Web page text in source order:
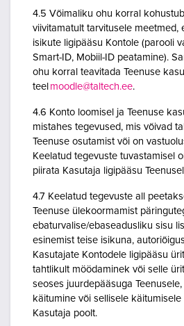
4.5 Võimaliku ohu korral
viivitamatult tarvitusele meetmed,
isikute ligipääsu Kontole (parooli
Smart-ID, Mobiil-ID peatamine).
ohu korral teavitada Teenuse
teel moodle@taltech.ee.
4.6 Konto loomisel ja Teenuse
mistahes tegevused, mis võivad
Teenuse osutamist või on
Keelatud tegevuste tuvastamisel
piirata Kasutaja ligipääsu
4.7 Keelatud tegevuste all
Teenuse ülekoormamist
ebaturvalise/ebaseadusliku sisu
esinemist teise isikuna,
Kasutajate Kontodele ligipääsu
tahtlikult möödaminek või selle
seoses juurdepääsuga
käitumine või sellisele
Kasutaja poolt.